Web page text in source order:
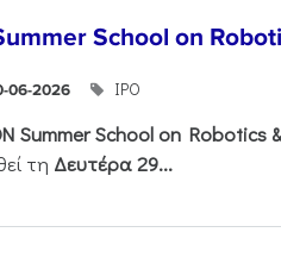
School on
06-2026 ΙΡΟ
SummerSchoolon Robotics &
τη Δευτέρα 29...